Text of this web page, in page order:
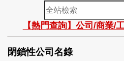
全
站
檢
索
【熱門查詢】公司/商業/
閉鎖性公司名錄